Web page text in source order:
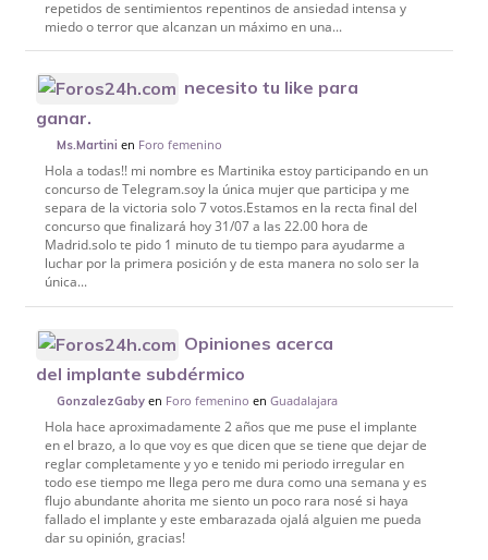
repetidos de sentimientos repentinos de ansiedad intensa y
miedo o terror que alcanzan un máximo en una...
necesito tu like para
ganar.
Ms.Martini en Foro femenino
Hola a todas!! mi nombre es Martinika estoy participando en un
concurso de Telegram.soy la única mujer que participa y me
separa de la victoria solo 7 votos.Estamos en la recta final del
concurso que finalizará hoy 31/07 a las 22.00 hora de
Madrid.solo te pido 1 minuto de tu tiempo para ayudarme a
luchar por la primera posición y de esta manera no solo ser la
única...
Opiniones acerca
del implante subdérmico
GonzalezGaby en Foro femenino enGuadalajara
Hola hace aproximadamente 2 años que me puse el implante
en el brazo, a lo que voy es que dicen que se tiene que dejar de
reglar completamente y yo e tenido mi periodo irregular en
todo ese tiempo me llega pero me dura como una semana y es
flujo abundante ahorita me siento un poco rara nosé si haya
fallado el implante y este embarazada ojalá alguien me pueda
dar su opinión, gracias!